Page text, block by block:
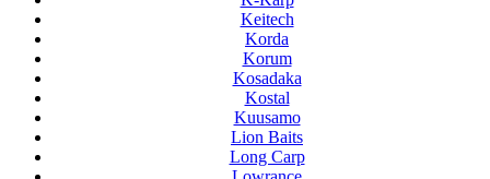
Keitech
Korda
Korum
Kosadaka
Kostal
Kuusamo
Lion Baits
Long Carp